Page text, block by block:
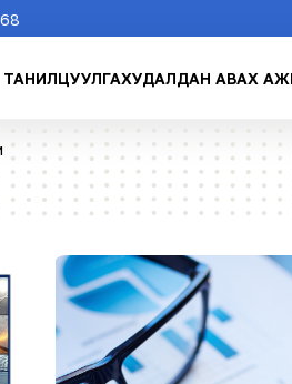
ТАНИЛЦУУЛГАХУДАЛДАН АВАХ